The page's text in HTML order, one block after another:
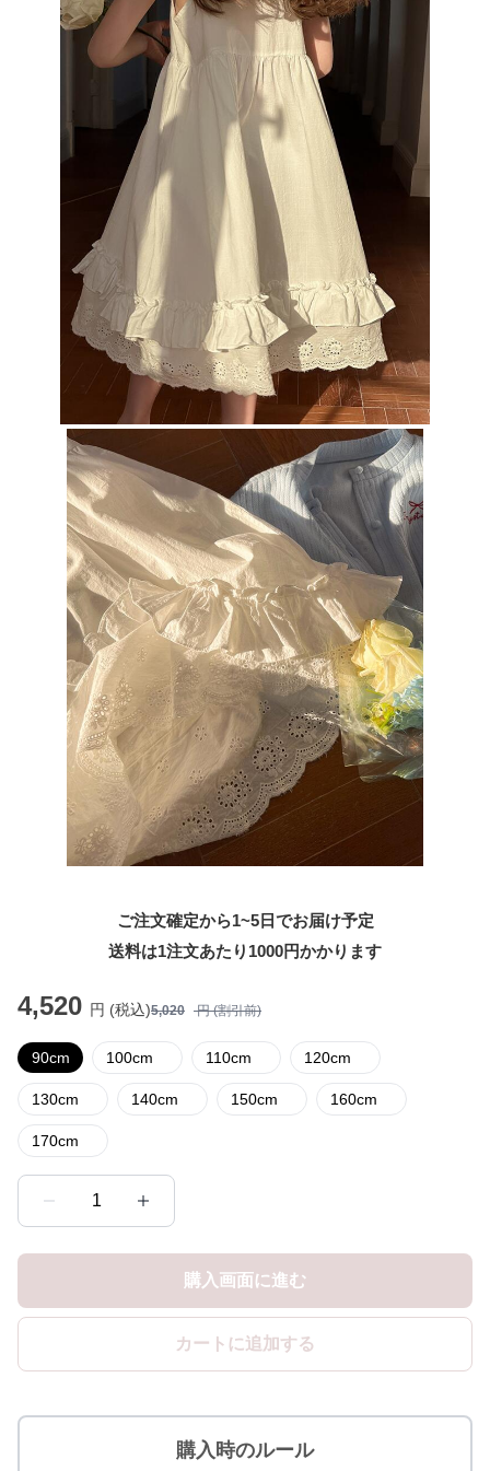
ご注文確定から1~5日でお届け予定
送料は1注文あたり 1000円かかります
4,520 円 (税込)5,020 円 (割引前)
90cm 100cm 110cm 120cm
130cm 140cm 150cm 160cm
170cm
1
購入画面に進む
カートに追加する
購入時のルール